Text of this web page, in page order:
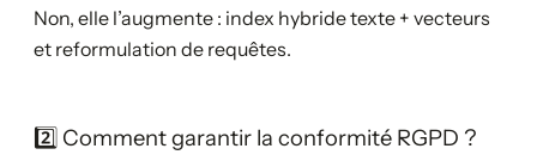
Non, elle l’augmente : index hybride texte + vecteurs
et reformulation de requêtes.
2️⃣ Comment garantir la conformité RGPD ?